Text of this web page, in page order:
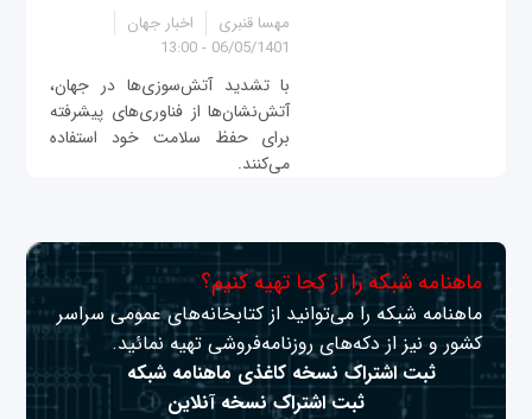
مهسا قنبری
اخبار جهان
06/05/1401 - 13:00
با تشدید آتش‌سوزی‌ها در جهان،
آتش‌نشان‌ها از فناوری‌های پیشرفته
برای حفظ سلامت خود استفاده
می‌کنند.
ماهنامه شبکه را از کجا تهیه کنیم؟
ماهنامه شبکه را می‌توانید از کتابخانه‌های عمومی سراسر
کشور و نیز از دکه‌های روزنامه‌فروشی تهیه نمائید.
ثبت اشتراک نسخه کاغذی ماهنامه شبکه
ثبت اشتراک نسخه آنلاین